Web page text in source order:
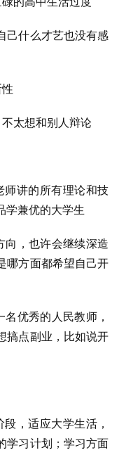
己什么才艺也没有感
太想和别人辩论
师讲的所有理论和技
学兼优的大学生
向，也许会继续深造
哪方面都希望自己开
优秀的人民教师，
搞点副业，比如说开
，适应大学生活，
学习计划；学习方面